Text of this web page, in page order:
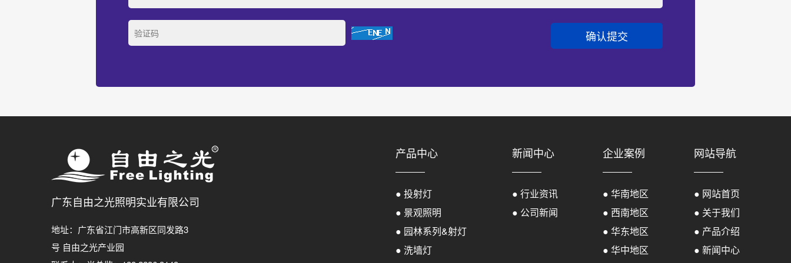
广东自由之光照明实业有限公司
地址：广东省江门市高新区同发路3
号 自由之光产业园
产品中心
● 投射灯
● 景观照明
● 园林系列&射灯
● 洗墙灯
新闻中心
● 行业资讯
● 公司新闻
企业案例
● 华南地区
● 西南地区
● 华东地区
● 华中地区
网站导航
● 网站首页
● 关于我们
● 产品介绍
● 新闻中心